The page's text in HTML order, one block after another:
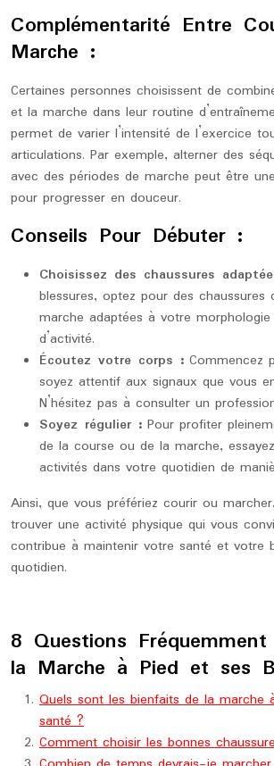
Complémentarité Entre
Marche :
Certaines personnes choisissent de
et la marche dans leur routine
permet de varier l’intensité de l’exercice
articulations. Par exemple, alterner des
avec des périodes de marche peut être
pour progresser en douceur.
Conseils Pour Débuter :
Choisissez des chaussures
blessures, optez pour des
marche adaptées à votre
d’activité.
Écoutez votre corps : Commencez
soyez attentif aux signaux que vous
N’hésitez pas à consulter un
Soyez régulier : Pour profiter
de la course ou de la marche,
activités dans votre quotidien de
Ainsi, que vous préfériez courir ou
trouver une activité physique qui vous
contribue à maintenir votre santé et votre
quotidien.
8 Questions
la Marche à Pied et ses
Quels sont les bienfaits de la marche
santé ?
Comment choisir les bonnes